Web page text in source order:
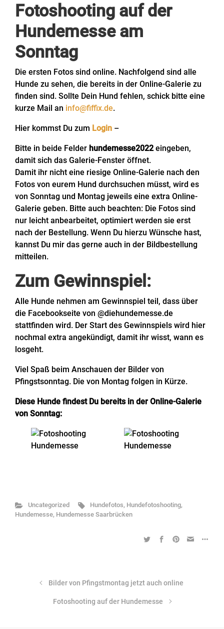
Fotoshooting auf der
Hundemesse am
Sonntag
Die ersten Fotos sind online. Nachfolgend sind alle
Hunde zu sehen, die bereits in der Online-Galerie zu
finden sind. Sollte Dein Hund fehlen, schick bitte eine
kurze Mail an info@fiffix.de.
Hier kommst Du zum Login –
Bitte in beide Felder hundemesse2022eingeben,
damit sich das Galerie-Fenster öffnet.
Damit ihr nicht eine riesige Online-Galerie nach den
Fotos von eurem Hund durchsuchen müsst, wird es
von Sonntag und Montag jeweils eine extra Online-
Galerie geben. Bitte auch beachten: Die Fotos sind
nur leicht anbearbeitet, optimiert werden sie erst
nach der Bestellung. Wenn Du hierzu Wünsche hast,
kannst Du mir das gerne auch in der Bildbestellung
mitteilen.
Zum Gewinnspiel:
Alle Hunde nehmen am Gewinnspiel teil, dass über
die Facebookseite von @diehundemesse.de
stattfinden wird. Der Start des Gewinnspiels wird hier
nochmal extra angekündigt, damit ihr wisst, wann es
losgeht.
Viel Spaß beim Anschauen der Bilder von
Pfingstsonntag. Die von Montag folgen in Kürze.
Diese Hunde findest Du bereits in der Online-Galerie
von Sonntag:
Uncategorized Hundefotos, Hundefotoshooting,
Hundemesse, Hundemesse Saarbrücken
Bilder von Pfingstmontag jetzt auch online
Fotoshooting auf der Hundemesse